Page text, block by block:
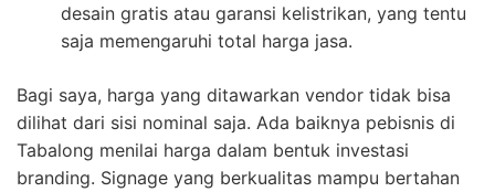
desain gratis atau garansi kelistrikan, yang tentu
saja memengaruhi total harga jasa.
Bagi saya, harga yang ditawarkan vendor tidak bisa
dilihat dari sisi nominal saja. Ada baiknya pebisnis di
Tabalong menilai harga dalam bentuk investasi
branding. Signage yang berkualitas mampu bertahan